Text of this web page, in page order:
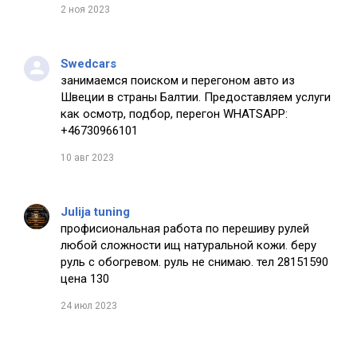
2 ноя 2023
Swedcars
занимаемся поиском и перегоном авто из
Швеции в страны Балтии. Предоставляем услуги
как осмотр, подбор, перегон WHATSAPP:
+46730966101
10 авг 2023
Julija tuning
профисиональная работа по перешиву рулей
любой сложности ищ натуральной кожи. беру
руль с обогревом. руль не снимаю. тел 28151590
цена 130
24 июл 2023